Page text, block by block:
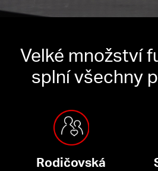
Velké množství
splní všechny
Rodičovská